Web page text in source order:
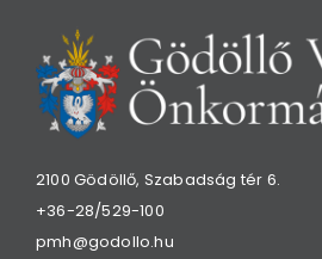
2100 Gödöllő, Szabadság tér 6.
+36-28/529-100
pmh@godollo.hu